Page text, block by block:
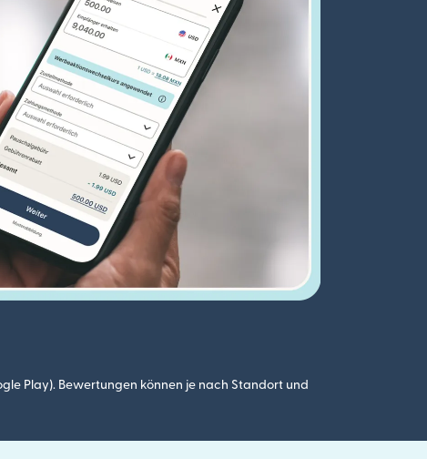
Play). Bewertungen können je nach Standort und